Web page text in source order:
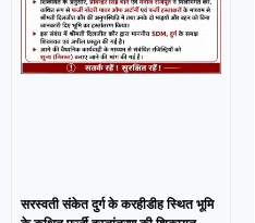
सरस्वती संकेत दुर्ग के करहीडीह स्थित भूमि